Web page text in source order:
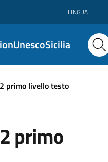
LINGUA
primo livello testo
primo